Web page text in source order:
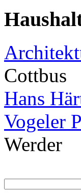
Cottbus
Hans
Vogeler
Werder